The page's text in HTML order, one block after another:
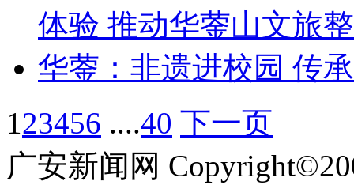
体验 推动华蓥山文旅
华蓥：非遗进校园 传
123456 ....40 下一页
广安新闻网